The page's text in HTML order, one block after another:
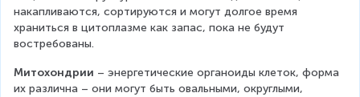
накапливаются, сортируются и могут долгое время
храниться в цитоплазме как запас, пока не будут
востребованы.
Митохондрии – энергетические органоиды клеток, форма
их различна – они могут быть овальными, округлыми,